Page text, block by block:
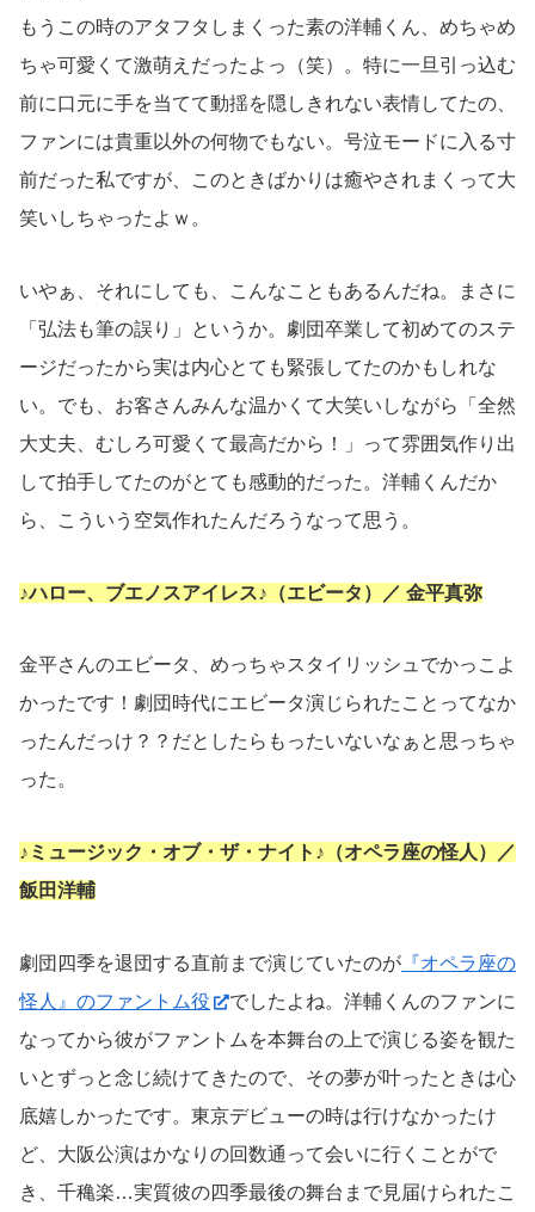
もうこの時のアタフタしまくった素の洋輔くん、めちゃめ
ちゃ可愛くて激萌えだったよっ（笑）。特に一旦引っ込む
前に口元に手を当てて動揺を隠しきれない表情してたの、
ファンには貴重以外の何物でもない。号泣モードに入る寸
前だった私ですが、このときばかりは癒やされまくって大
笑いしちゃったよｗ。
いやぁ、それにしても、こんなこともあるんだね。まさに
「弘法も筆の誤り」というか。劇団卒業して初めてのステ
ージだったから実は内心とても緊張してたのかもしれな
い。でも、お客さんみんな温かくて大笑いしながら「全然
大丈夫、むしろ可愛くて最高だから！」って雰囲気作り出
して拍手してたのがとても感動的だった。洋輔くんだか
ら、こういう空気作れたんだろうなって思う。
♪ハロー、ブエノスアイレス♪（エビータ）／ 金平真弥
金平さんのエビータ、めっちゃスタイリッシュでかっこよ
かったです！劇団時代にエビータ演じられたことってなか
ったんだっけ？？だとしたらもったいないなぁと思っちゃ
った。
♪ミュージック・オブ・ザ・ナイト♪（オペラ座の怪人）／
飯田洋輔
劇団四季を退団する直前まで演じていたのが 『オペラ座の
怪人』のファントム役
でしたよね。洋輔くんのファンに
なってから彼がファントムを本舞台の上で演じる姿を観た
いとずっと念じ続けてきたので、その夢が叶ったときは心
底嬉しかったです。東京デビューの時は行けなかったけ
ど、大阪公演はかなりの回数通って会いに行くことがで
き、千穐楽…実質彼の四季最後の舞台まで見届けられたこ